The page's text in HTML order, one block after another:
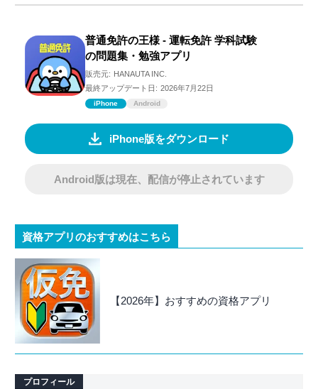
普通免許の王様 - 運転免許 学科試験
の問題集・勉強アプリ
販売元: HANAUTA INC.
最終アップデート日: 2026年7月22日
iPhone Android
iPhone版をダウンロード
Android版は現在、配信が停止されています
資格アプリのおすすめはこちら
【2026年】おすすめの資格アプリ
プロフィール